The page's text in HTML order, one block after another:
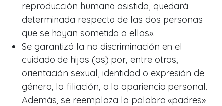
reproducción humana asistida, quedará
determinada respecto de las dos personas
que se hayan sometido a ellas».
Se garantizó la no discriminación en el
cuidado de hijos (as) por, entre otros,
orientación sexual, identidad o expresión de
género, la filiación, o la apariencia personal.
Además, se reemplaza la palabra «padres»